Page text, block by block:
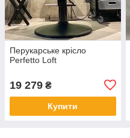
Перукарське крісло
Perfetto Loft
19 279 ₴
Купити